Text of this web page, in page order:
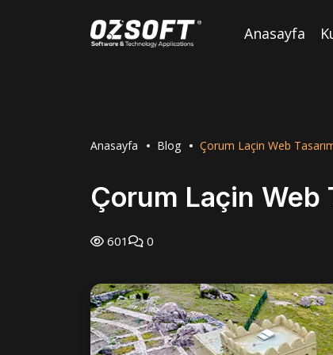
Anasayfa
Anasayfa Blog Çorum Laçin Web
Çorum Laçin Web
601 0